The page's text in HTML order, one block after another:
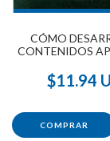
CÓMO
CONTENIDOS
$11.94